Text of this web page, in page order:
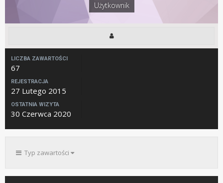
Użytkownik
LICZBA ZAWARTOŚCI
67
REJESTRACJA
27 Lutego 2015
OSTATNIA WIZYTA
30 Czerwca 2020
Typ zawartości